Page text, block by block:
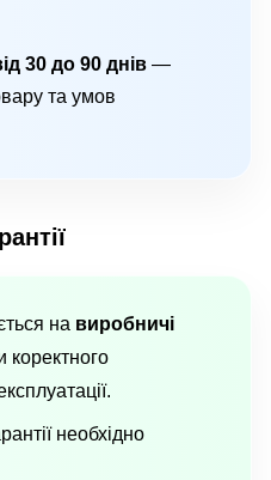
30 до 90 днів —
та умов
на виробничі
коректного
необхідно